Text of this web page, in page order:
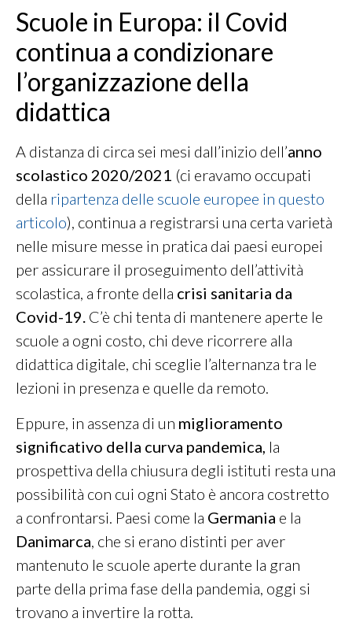
Scuole in Europa: il Covid
continua a condizionare
l’organizzazione della
didattica
A distanza di circa sei mesi dall’inizio dell’anno
scolastico 2020/2021 (ci eravamo occupati
della ripartenza delle scuole europee in questo
articolo), continua a registrarsi una certa varietà
nelle misure messe in pratica dai paesi europei
per assicurare il proseguimento dell’attività
scolastica, a fronte della crisi sanitaria da
Covid-19. C’è chi tenta di mantenere aperte le
scuole a ogni costo, chi deve ricorrere alla
didattica digitale, chi sceglie l’alternanza tra le
lezioni in presenza e quelle da remoto.
Eppure, in assenza di un miglioramento
significativo della curva pandemica, la
prospettiva della chiusura degli istituti resta una
possibilità con cui ogni Stato è ancora costretto
a confrontarsi. Paesi come la Germania e la
Danimarca , che si erano distinti per aver
mantenuto le scuole aperte durante la gran
parte della prima fase della pandemia, oggi si
trovano a invertire la rotta.